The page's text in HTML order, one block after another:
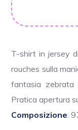
T-shirt in jersey
rouches sulla
fantasia zebrata
Pratica apertura
Composizione: